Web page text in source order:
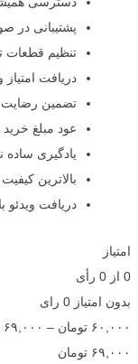
پشتیبانی در
تنظیم قطعات
دریافت امتیاز
تضمین رضایت
عود مبلغ
یادگیری
بالاترین
دریافت ویدئو
امتیاز
0 از 0 رأی
بدون امتیاز 0 رای
۶۰,۰۰۰ تومان – ۶۹,۰۰۰
۶۹,۰۰۰ تومان